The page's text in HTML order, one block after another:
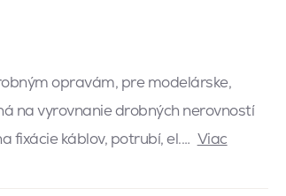
opravám, pre modelárske,
na vyrovnanie drobných nerovností
fixácie káblov, potrubí, el.… Viac